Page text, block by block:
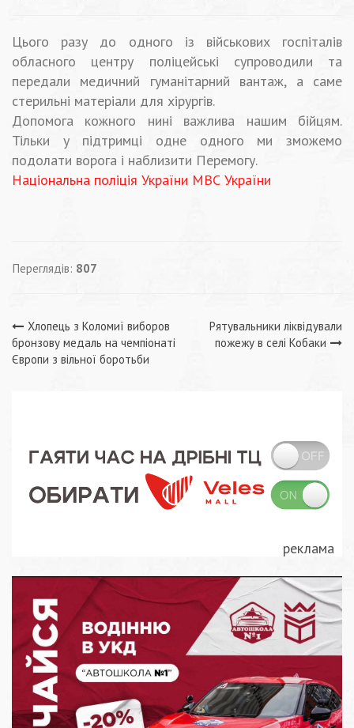
Цього разу до одного із військових госпіталів
обласного центру поліцейські супроводили та
передали медичний гуманітарний вантаж, а саме
стерильні матеріали для хірургів.
Допомога кожного нині важлива нашим бійцям.
Тільки у підтримці одне одного ми зможемо
подолати ворога і наблизити Перемогу.
Національна поліція України МВС України
Переглядів: 807
Навігація
записів
Хлопець з Коломиї виборов
бронзову медаль на чемпіонаті
Європи з вільної боротьби
Рятувальники ліквідували
пожежу в селі Кобаки